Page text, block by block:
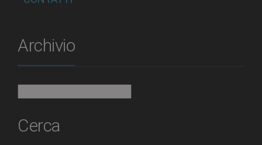
Archivio
Cerca